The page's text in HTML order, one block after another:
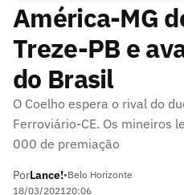
América-MG
Treze-PB e
do Brasil
O Coelho espera o rival do
Ferroviário-CE. Os mineiros
000 de premiação
PorLance!•Belo Horizonte
18/03/202120:06